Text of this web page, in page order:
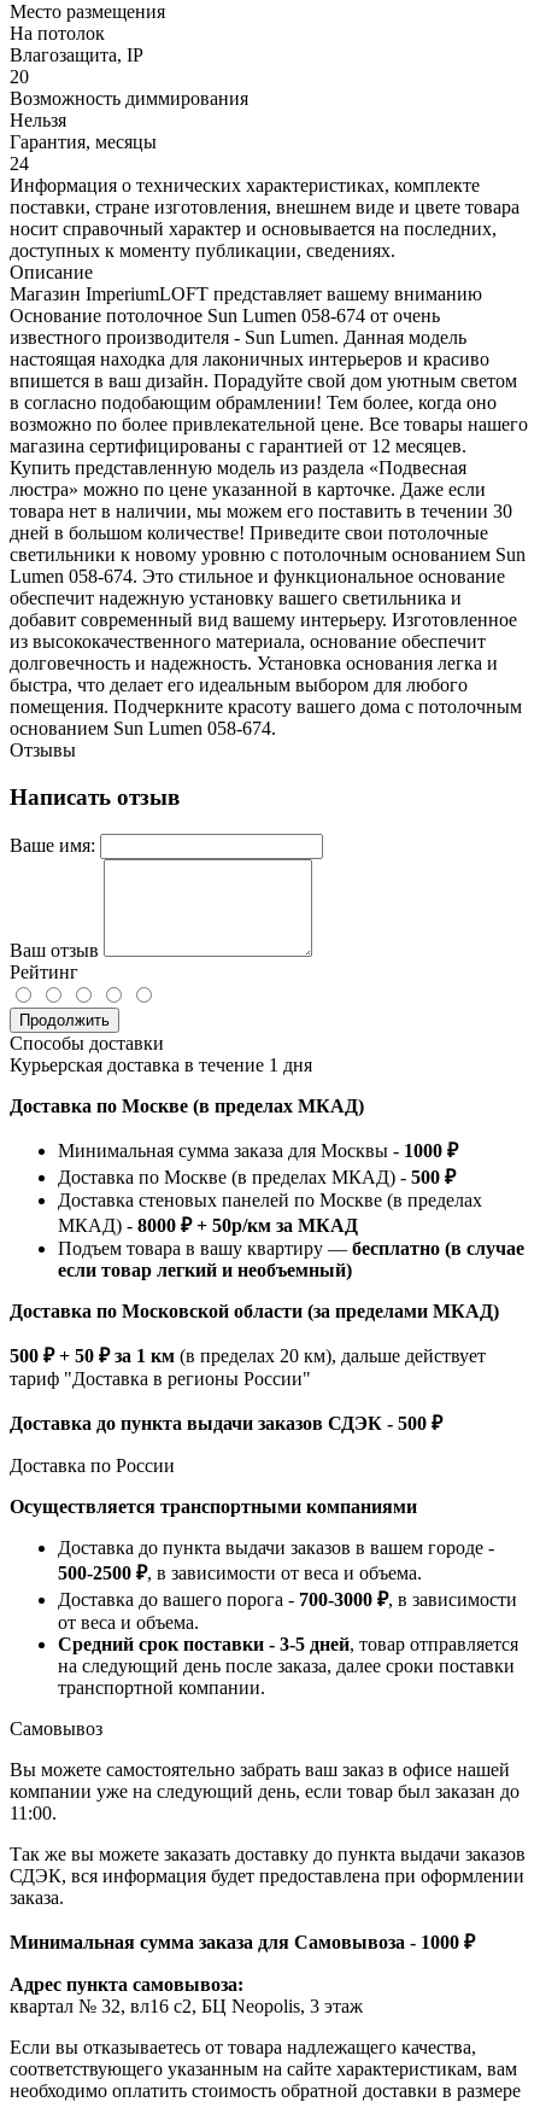
Место размещения
На потолок
Влагозащита, IP
20
Возможность диммирования
Нельзя
Гарантия, месяцы
24
Информация о технических характеристиках, комплекте
поставки, стране изготовления, внешнем виде и цвете товара
носит справочный характер и основывается на последних,
доступных к моменту публикации, сведениях.
Описание
Магазин ImperiumLOFT представляет вашему вниманию
Основание потолочное Sun Lumen 058-674 от очень
известного производителя - Sun Lumen. Данная модель
настоящая находка для лаконичных интерьеров и красиво
впишется в ваш дизайн. Порадуйте свой дом уютным светом
в согласно подобающим обрамлении! Тем более, когда оно
возможно по более привлекательной цене. Все товары нашего
магазина сертифицированы с гарантией от 12 месяцев.
Купить представленную модель из раздела «Подвесная
люстра» можно по цене указанной в карточке. Даже если
товара нет в наличии, мы можем его поставить в течении 30
дней в большом количестве! Приведите свои потолочные
светильники к новому уровню с потолочным основанием Sun
Lumen 058-674. Это стильное и функциональное основание
обеспечит надежную установку вашего светильника и
добавит современный вид вашему интерьеру. Изготовленное
из высококачественного материала, основание обеспечит
долговечность и надежность. Установка основания легка и
быстра, что делает его идеальным выбором для любого
помещения. Подчеркните красоту вашего дома с потолочным
основанием Sun Lumen 058-674.
Отзывы
Написать отзыв
Ваше имя:
Ваш отзыв
Рейтинг
Продолжить
Способы доставки
Курьерская доставка в течение 1 дня
Доставка по Москве (в пределах МКАД)
Минимальная сумма заказа для Москвы - 1000 ₽
Доставка по Москве (в пределах МКАД) - 500 ₽
Доставка стеновых панелей по Москве (в пределах
МКАД) - 8000 ₽ + 50р/км за МКАД
Подъем товара в вашу квартиру — бесплатно (в случае
если товар легкий и необъемный)
Доставка по Московской области (за пределами МКАД)
500 ₽ + 50 ₽ за 1 км (в пределах 20 км), дальше действует
тариф "Доставка в регионы России"
Доставка до пункта выдачи заказов СДЭК - 500 ₽
Доставка по России
Осуществляется транспортными компаниями
Доставка до пункта выдачи заказов в вашем городе -
500-2500 ₽, в зависимости от веса и объема.
Доставка до вашего порога - 700-3000 ₽, в зависимости
от веса и объема.
Средний срок поставки - 3-5 дней, товар отправляется
на следующий день после заказа, далее сроки поставки
транспортной компании.
Самовывоз
Вы можете самостоятельно забрать ваш заказ в офисе нашей
компании уже на следующий день, если товар был заказан до
11:00.
Так же вы можете заказать доставку до пункта выдачи заказов
СДЭК, вся информация будет предоставлена при оформлении
заказа.
Минимальная сумма заказа для Самовывоза - 1000 ₽
Адрес пункта самовывоза:
квартал № 32, вл16 с2, БЦ Neopolis, 3 этаж
Если вы отказываетесь от товара надлежащего качества,
соответствующего указанным на сайте характеристикам, вам
необходимо оплатить стоимость обратной доставки в размере